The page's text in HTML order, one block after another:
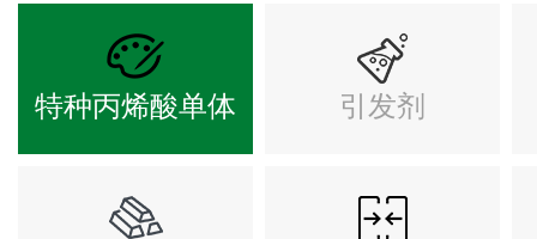
特种丙烯酸单体 引发剂